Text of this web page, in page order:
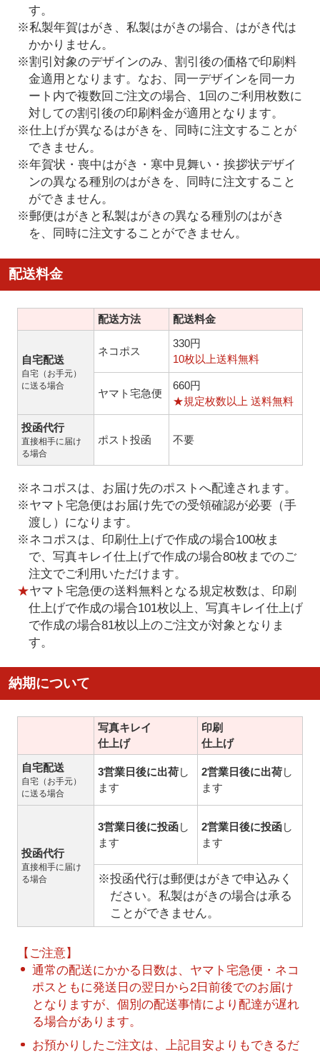
す。
※私製年賀はがき、私製はがきの場合、はがき代は
かかりません。
※割引対象のデザインのみ、割引後の価格で印刷料
金適用となります。なお、同一デザインを同一カ
ート内で複数回ご注文の場合、1回のご利用枚数に
対しての割引後の印刷料金が適用となります。
※仕上げが異なるはがきを、同時に注文することが
できません。
※年賀状・喪中はがき・寒中見舞い・挨拶状デザイ
ンの異なる種別のはがきを、同時に注文すること
ができません。
※郵便はがきと私製はがきの異なる種別のはがき
を、同時に注文することができません。
配送料金
配送方法 配送料金
自宅配送
自宅（お手元）
に送る場合
ネコポス
330円
10枚以上送料無料
ヤマト宅急便
660円
★規定枚数以上 送料無料
投函代行
直接相手に届け
る場合
ポスト投函 不要
※ネコポスは、お届け先のポストへ配達されます。
※ヤマト宅急便はお届け先での受領確認が必要（手
渡し）になります。
※ネコポスは、印刷仕上げで作成の場合100枚ま
で、写真キレイ仕上げで作成の場合80枚までのご
注文でご利用いただけます。
★ヤマト宅急便の送料無料となる規定枚数は、印刷
仕上げで作成の場合101枚以上、写真キレイ仕上げ
で作成の場合81枚以上のご注文が対象となりま
す。
納期について
写真キレイ
仕上げ
印刷
仕上げ
自宅配送
自宅（お手元）
に送る場合
3営業日後に出荷し
ます
2営業日後に出荷し
ます
投函代行
直接相手に届け
る場合
3営業日後に投函し
ます
2営業日後に投函し
ます
※投函代行は郵便はがきで申込みく
ださい。私製はがきの場合は承る
ことができません。
【ご注意】
通常の配送にかかる日数は、ヤマト宅急便・ネコ
ポスともに発送日の翌日から2日前後でのお届け
となりますが、個別の配送事情により配達が遅れ
る場合があります。
お預かりしたご注文は、上記目安よりもできるだ